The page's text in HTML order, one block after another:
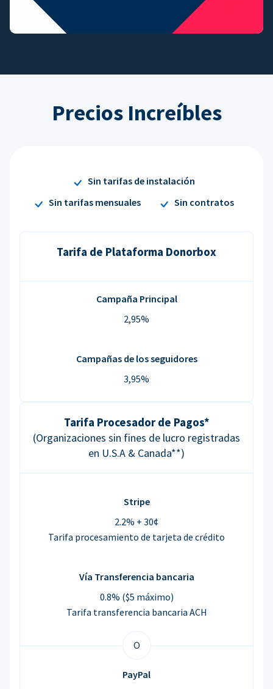
Precios Increíbles
Sin tarifas de instalación
Sin tarifas mensuales
Sin contratos
Tarifa de Plataforma Donorbox
Campaña Principal
2,95%
Campañas de los seguidores
3,95%
Tarifa Procesador de Pagos*
(Organizaciones sin fines de lucro registradas
en U.S.A & Canada**)
Stripe
2.2% + 30¢
Tarifa procesamiento de tarjeta de crédito
Vía Transferencia bancaria
0.8% ($5 máximo)
Tarifa transferencia bancaria ACH
O
PayPal